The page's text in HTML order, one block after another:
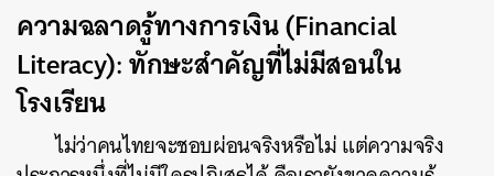
ความฉลาดรู้ทางการเงิน (Financial
Literacy): ทักษะสำคัญที่ไม่มีสอนใน
โรงเรียน
ไม่ว่าคนไทยจะชอบผ่อนจริงหรือไม่ แต่ความจริง